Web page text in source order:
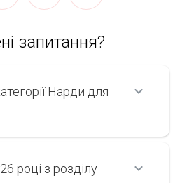
запитання?
Нарди для
році з розділу